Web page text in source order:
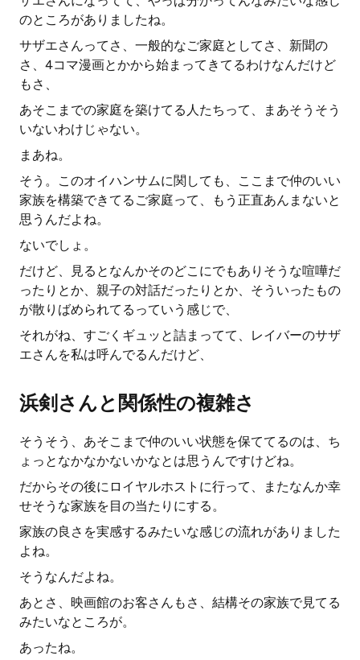
のところがありましたね。
サザエさんってさ、一般的なご家庭としてさ、新聞の
さ、4コマ漫画とかから始まってきてるわけなんだけど
もさ、
あそこまでの家庭を築けてる人たちって、まあそうそう
いないわけじゃない。
まあね。
そう。このオイハンサムに関しても、ここまで仲のいい
家族を構築できてるご家庭って、もう正直あんまないと
思うんだよね。
ないでしょ。
だけど、見るとなんかそのどこにでもありそうな喧嘩だ
ったりとか、親子の対話だったりとか、そういったもの
が散りばめられてるっていう感じで、
それがね、すごくギュッと詰まってて、レイバーのサザ
エさんを私は呼んでるんだけど、
浜剣さんと関係性の複雑さ
そうそう、あそこまで仲のいい状態を保ててるのは、ち
ょっとなかなかないかなとは思うんですけどね。
だからその後にロイヤルホストに行って、またなんか幸
せそうな家族を目の当たりにする。
家族の良さを実感するみたいな感じの流れがありました
よね。
そうなんだよね。
あとさ、映画館のお客さんもさ、結構その家族で見てる
みたいなところが。
あったね。